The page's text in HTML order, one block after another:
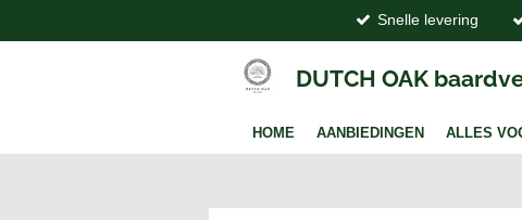
direct
Snelle levering
DUTCH OAK
HOME AANBIEDINGEN ALLES